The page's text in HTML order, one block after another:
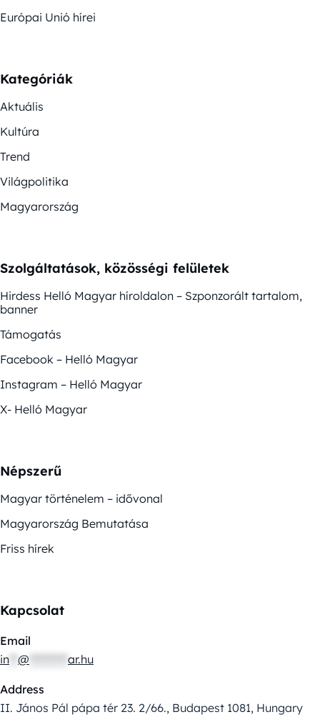
Európai Unió hírei
Kategóriák
Aktuális
Kultúra
Trend
Világpolitika
Magyarország
Szolgáltatások, közösségi felületek
Hirdess Helló Magyar híroldalon – Szponzorált tartalom,
banner
Támogatás
Facebook – Helló Magyar
Instagram – Helló Magyar
X- Helló Magyar
Népszerű
Magyar történelem – idővonal
Magyarország Bemutatása
Friss hírek
Kapcsolat
Email
in @ ar.hu
Address
II. János Pál pápa tér 23. 2/66., Budapest 1081, Hungary